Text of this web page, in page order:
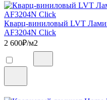
Кварц-виниловый LVT
AF3204N Click
2 600₽/м2